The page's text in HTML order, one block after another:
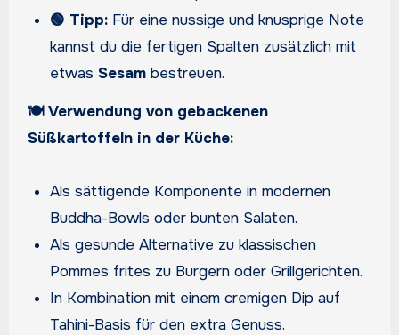
🟢 Tipp: Für eine nussige und knusprige Note
kannst du die fertigen Spalten zusätzlich mit
etwasSesam bestreuen.
🍽️ Verwendung von gebackenen
Süßkartoffeln in der Küche:
Als sättigende Komponente in modernen
Buddha-Bowls oder bunten Salaten.
Als gesunde Alternative zu klassischen
Pommes frites zu Burgern oder Grillgerichten.
In Kombination mit einem cremigen Dip auf
Tahini-Basis für den extra Genuss.